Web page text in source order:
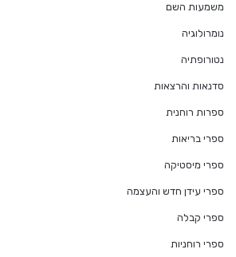
משמעות השם
נומרולוגיה
נטורופתיה
סדנאות והרצאות
ספרות רוחנית
ספרי בריאות
ספרי מיסטיקה
ספרי עידן חדש והעצמה
ספרי קבלה
ספרי רוחניות